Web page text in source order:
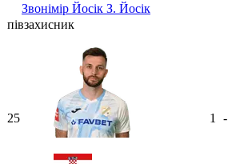
Звонімір Йосік З. Йосік
півзахисник
25 1 -